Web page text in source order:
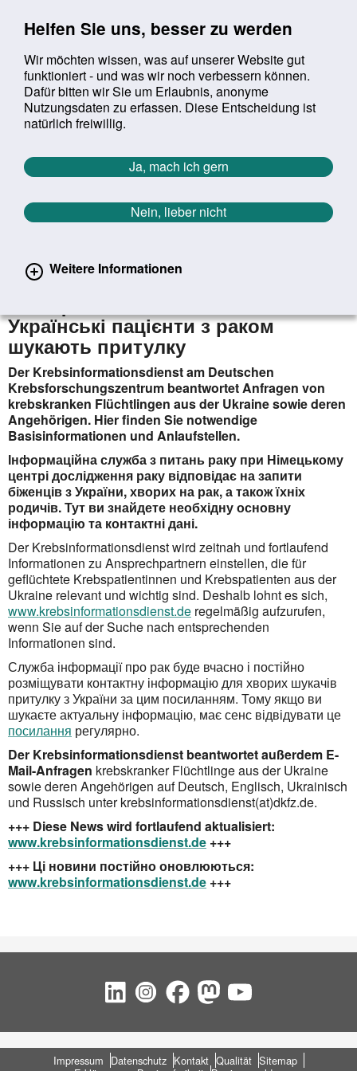
Helfen Sie uns, besser zu werden
Wir möchten wissen, was auf unserer Website gut
funktioniert - und was wir noch verbessern können.
Dafür bitten wir Sie um Erlaubnis, anonyme
Nutzungsdaten zu erfassen. Diese Entscheidung ist
natürlich freiwillig.
Ja, mach ich gern
Nein, lieber nicht
Weitere Informationen
Suchbegriff:
Sie befinden sich hier:
Startseite Aktuelles Aktuelle Meldungen
Aktuelle Meldungen
Zurück zur Übersicht erster
vorheriger
1019/1627
Ukrainische Krebspatientinnen und
Українські пацієнти з раком
шукають притулку
Der Krebsinformationsdienst am Deutschen
Krebsforschungszentrum beantwortet Anfragen von
krebskranken Flüchtlingen aus der Ukraine sowie deren
Angehörigen. Hier finden Sie notwendige
Basisinformationen und Anlaufstellen.
Інформаційна служба з питань раку при Німецькому
центрі дослідження раку відповідає на запити
біженців з України, хворих на рак, а також їхніх
родичів. Тут ви знайдете необхідну основну
інформацію та контактні дані.
Der Krebsinformationsdienst wird zeitnah und fortlaufend
Informationen zu Ansprechpartnern einstellen, die für
geflüchtete Krebspatientinnen und Krebspatienten aus der
Ukraine relevant und wichtig sind. Deshalb lohnt es sich,
www.krebsinformationsdienst.de regelmäßig aufzurufen,
wenn Sie auf der Suche nach entsprechenden
Informationen sind.
Служба інформації про рак буде вчасно і постійно
розміщувати контактну інформацію для хворих шукачів
притулку з України за цим посиланням. Тому якщо ви
шукаєте актуальну інформацію, має сенс відвідувати це
посилання регулярно.
Der Krebsinformationsdienst beantwortet außerdem E-
Mail-Anfragen krebskranker Flüchtlinge aus der Ukraine
sowie deren Angehörigen auf Deutsch, Englisch, Ukrainisch
und Russisch unter krebsinformationsdienst(at)dkfz.de.
+++ Diese News wird fortlaufend aktualisiert:
www.krebsinformationsdienst.de +++
+++ Ці новини постійно оновлюються:
www.krebsinformationsdienst.de +++
Social Bookmarks
FußbereichImpressum Datenschutz Kontakt Qualität Sitemap